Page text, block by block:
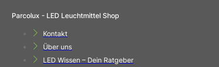
Parcolux - LED Leuchtmittel Shop
Kontakt
Über uns
LED Wissen – Dein Ratgeber